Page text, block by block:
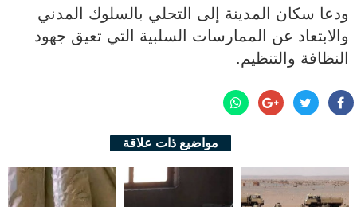
ودعا سكان المدينة إلى التحلي بالسلوك المدني
والابتعاد عن الممارسات السلبية التي تعيق جهود
النظافة والتنظيم.
مواضيع ذات علاقة